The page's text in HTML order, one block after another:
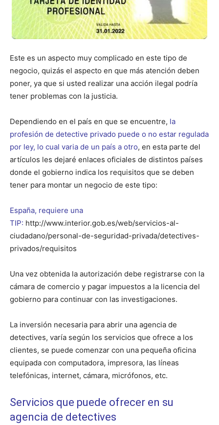
Este es un aspecto muy complicado en este tipo de
negocio, quizás el aspecto en que más atención deben
poner, ya que si usted realizar una acción ilegal podría
tener problemas con la justicia.
Dependiendo en el país en que se encuentre, la
profesión de detective privado puede o no estar regulada
por ley, lo cual varia de un país a otro, en esta parte del
artículos les dejaré enlaces oficiales de distintos países
donde el gobierno indica los requisitos que se deben
tener para montar un negocio de este tipo:
España, requiere una
TIP: http://www.interior.gob.es/web/servicios-al-
ciudadano/personal-de-seguridad-privada/detectives-
privados/requisitos
Una vez obtenida la autorización debe registrarse con la
cámara de comercio y pagar impuestos a la licencia del
gobierno para continuar con las investigaciones.
La inversión necesaria para abrir una agencia de
detectives, varía según los servicios que ofrece a los
clientes, se puede comenzar con una pequeña oficina
equipada con computadora, impresora, las líneas
telefónicas, internet, cámara, micrófonos, etc.
Servicios que puede ofrecer en su
agencia de detectives